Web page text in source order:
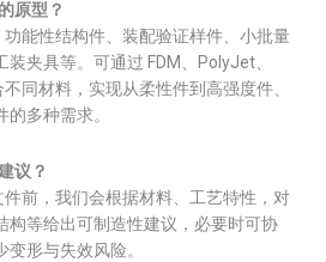
原型？
能性结构件、装配验证样件、小批量
夹具等。可通过 FDM、PolyJet、
同材料，实现从柔性件到高强度件、
多种需求。
议？
前，我们会根据材料、工艺特性，对
构等给出可制造性建议，必要时可协
形与失效风险。